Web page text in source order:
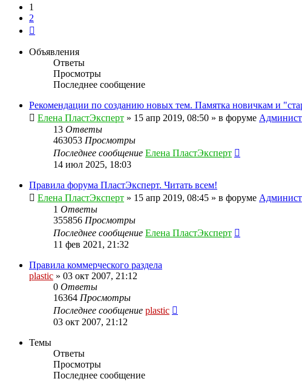
1
2
Объявления
Ответы
Просмотры
Последнее сообщение
Рекомендации по созданию новых тем. Памятка новичкам и
Елена ПластЭксперт » 15 апр 2019, 08:50 » в форуме
13 Ответы
463053 Просмотры
Последнее сообщение Елена ПластЭксперт
14 июл 2025, 18:03
Правила форума ПластЭксперт. Читать всем!
Елена ПластЭксперт » 15 апр 2019, 08:45 » в форуме
1 Ответы
355856 Просмотры
Последнее сообщение Елена ПластЭксперт
11 фев 2021, 21:32
Правила коммерческого раздела
plastic » 03 окт 2007, 21:12
0 Ответы
16364 Просмотры
Последнее сообщение plastic
03 окт 2007, 21:12
Темы
Ответы
Просмотры
Последнее сообщение